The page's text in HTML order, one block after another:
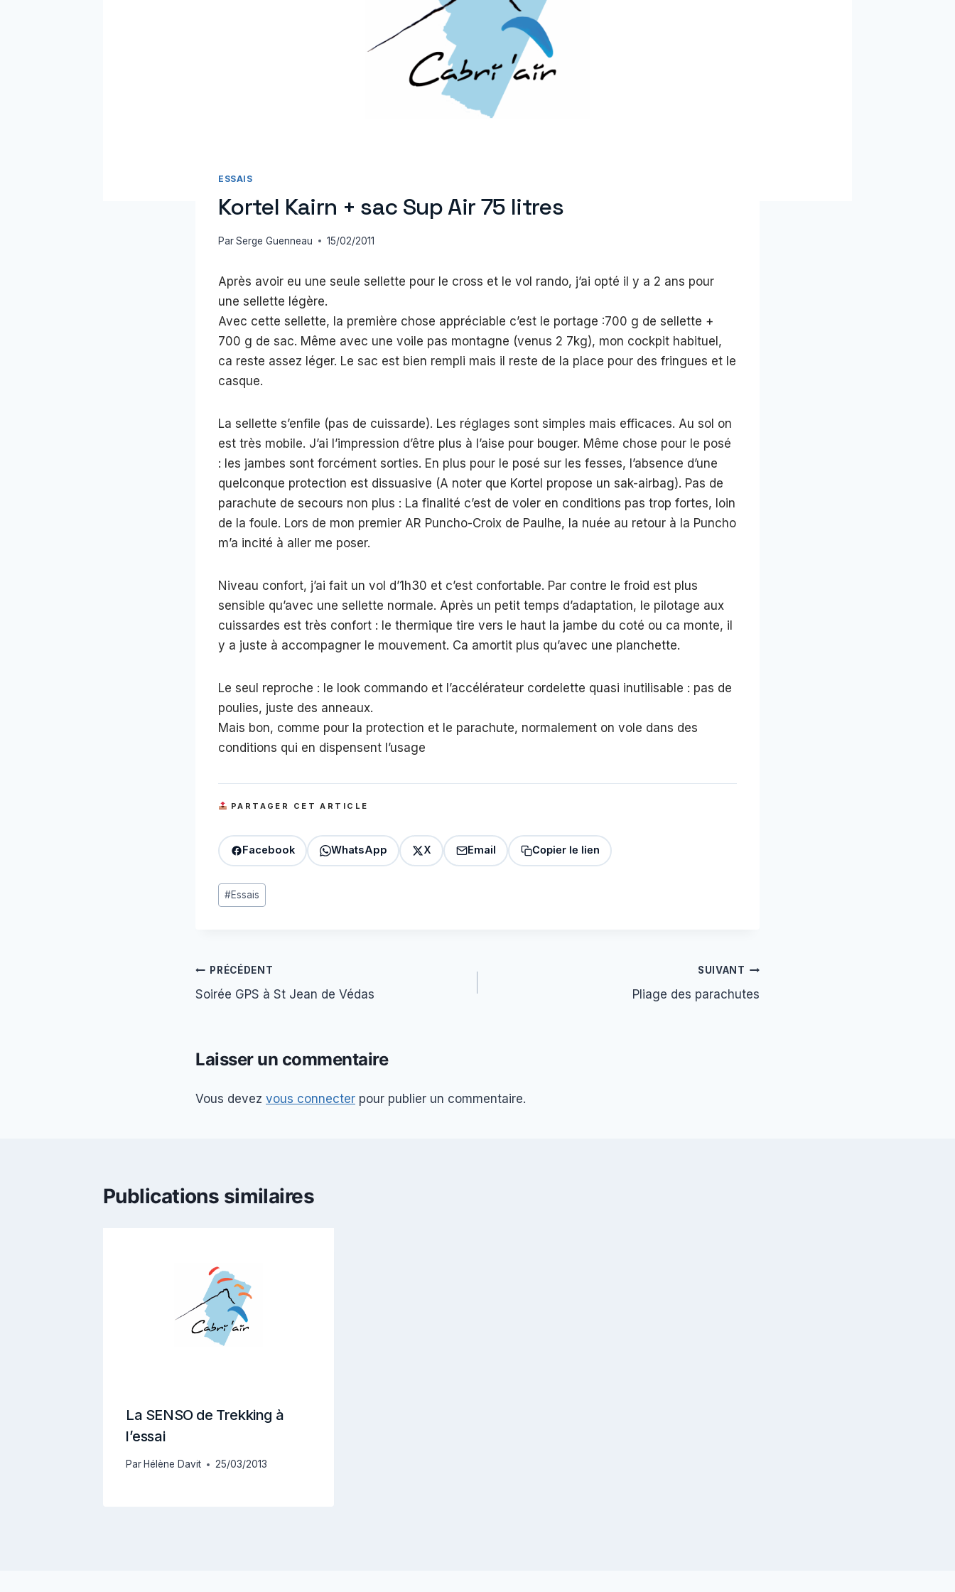
ESSAIS
Kortel Kairn + sac Sup Air 75 litres
ParSerge Guenneau 15/02/2011
Après avoir eu une seule sellette pour le cross et le vol rando, j’ai opté il y a 2 ans pour
une sellette légère.
Avec cette sellette, la première chose appréciable c’est le portage :700 g de sellette +
700 g de sac. Même avec une voile pas montagne (venus 2 7kg), mon cockpit habituel,
ca reste assez léger. Le sac est bien rempli mais il reste de la place pour des fringues et le
casque.
La sellette s’enfile (pas de cuissarde). Les réglages sont simples mais efficaces. Au sol on
est très mobile. J’ai l’impression d’être plus à l’aise pour bouger. Même chose pour le posé
: les jambes sont forcément sorties. En plus pour le posé sur les fesses, l’absence d’une
quelconque protection est dissuasive (A noter que Kortel propose un sak-airbag). Pas de
parachute de secours non plus : La finalité c’est de voler en conditions pas trop fortes, loin
de la foule. Lors de mon premier AR Puncho-Croix de Paulhe, la nuée au retour à la Puncho
m’a incité à aller me poser.
Niveau confort, j’ai fait un vol d’1h30 et c’est confortable. Par contre le froid est plus
sensible qu’avec une sellette normale. Après un petit temps d’adaptation, le pilotage aux
cuissardes est très confort : le thermique tire vers le haut la jambe du coté ou ca monte, il
y a juste à accompagner le mouvement. Ca amortit plus qu’avec une planchette.
Le seul reproche : le look commando et l’accélérateur cordelette quasi inutilisable : pas de
poulies, juste des anneaux.
Mais bon, comme pour la protection et le parachute, normalement on vole dans des
conditions qui en dispensent l’usage
PARTAGER CET ARTICLE
Facebook WhatsApp X Email Copier le lien
Étiquettes
de
#Essais
Navigation
de
PRÉCÉDENT
Soirée GPS à St Jean de Védas
SUIVANT
Pliage des parachutes
Laisser un commentaire
Vous devez vous connecter pour publier un commentaire.
Publications similaires
La SENSO de Trekking à
l’essai
Par Hélène Davit 25/03/2013